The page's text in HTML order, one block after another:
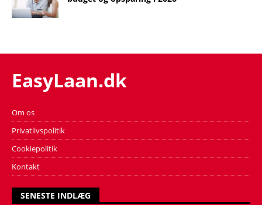
EasyLaan.dk
Om os
Privatlivspolitik
Cookiepolitik
Kontakt
SENESTE INDLÆG